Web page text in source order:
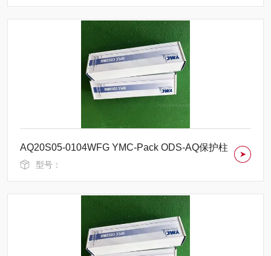
AQ20S05-0104WFG YMC-Pack ODS-AQ保护柱
型号：